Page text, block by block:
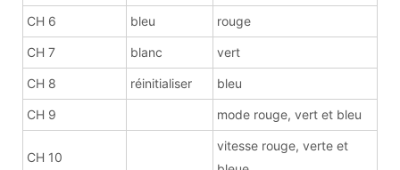
CH 6 bleu rouge
CH 7 blanc vert
CH 8 réinitialiser bleu
CH 9 mode rouge, vert et bleu
CH 10
vitesse rouge, verte et